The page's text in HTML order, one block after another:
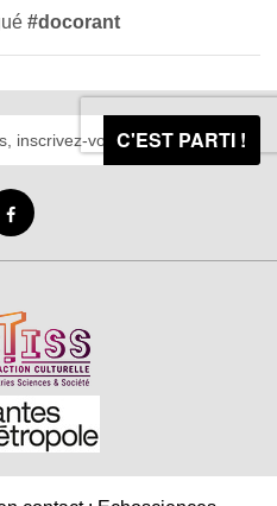
#docorant
C'EST PARTI !